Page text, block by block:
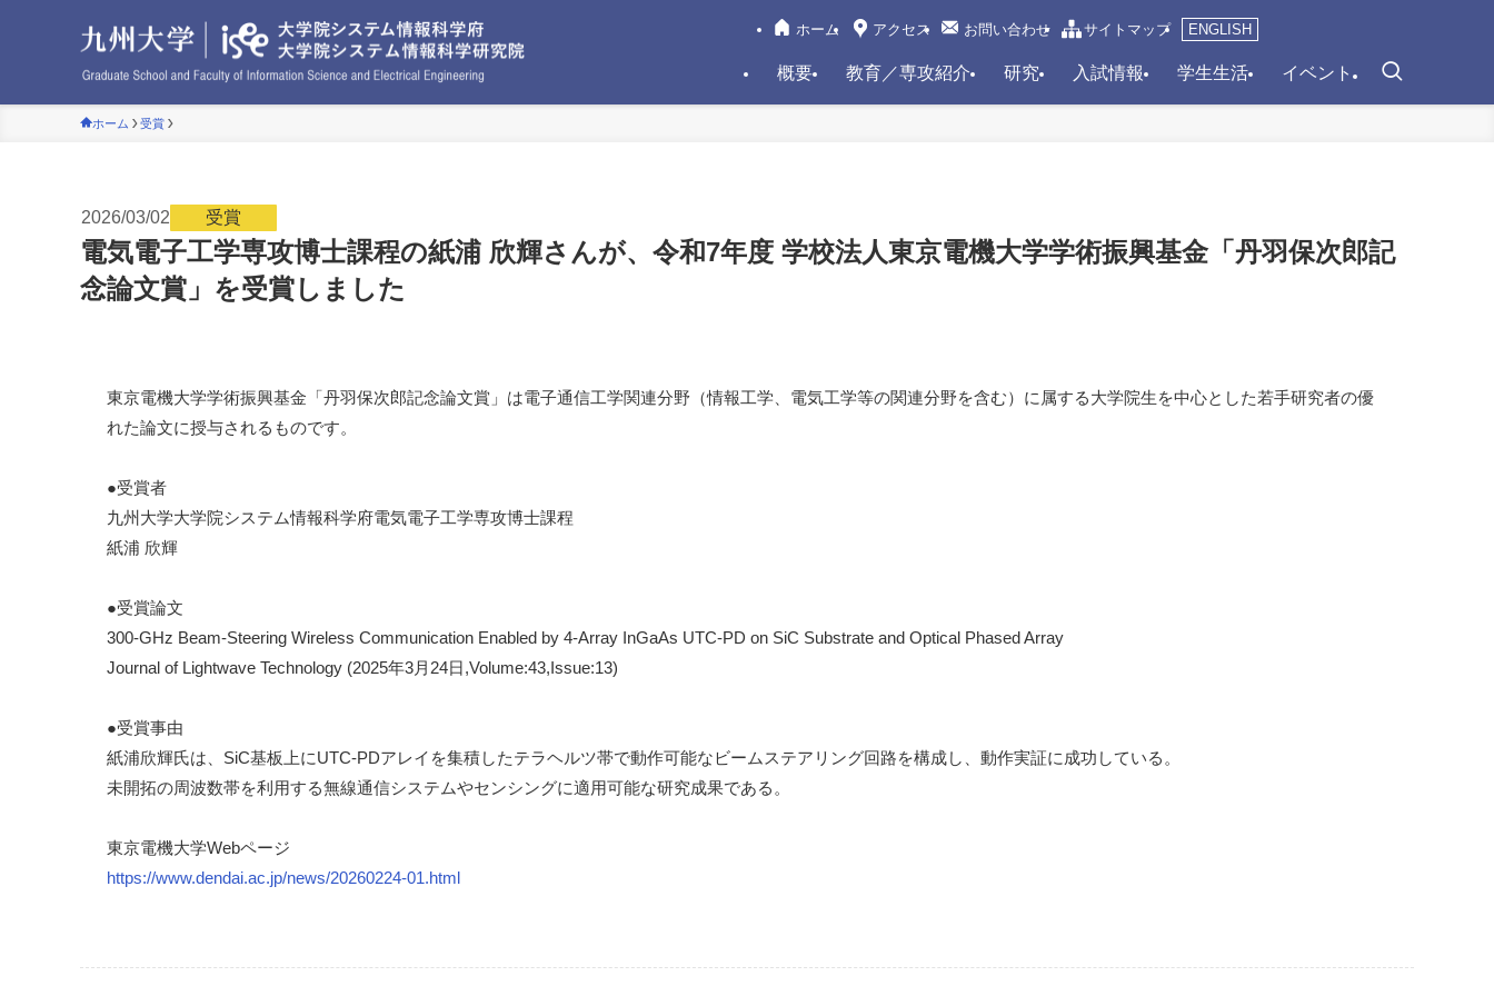
ホーム アクセス お問い合わせ サイトマップ ENGLISH
概要 教育／専攻紹介 研究 入試情報 学生生活 イベント
ホーム 受賞
2026/03/02 受賞
電気電子工学専攻博士課程の紙浦 欣輝さんが、令和7年度 学校法人東京電機大学学術振興基金「丹羽保次郎記
念論文賞」を受賞しました
東京電機大学学術振興基金「丹羽保次郎記念論文賞」は電子通信工学関連分野（情報工学、電気工学等の関連分野を含む）に属する大学院生を中心とした若手研究者の優
れた論文に授与されるものです。
●受賞者
九州大学大学院システム情報科学府電気電子工学専攻博士課程
紙浦 欣輝
●受賞論文
300-GHz Beam-Steering Wireless Communication Enabled by 4-Array InGaAs UTC-PD on SiC Substrate and Optical Phased Array
Journal of Lightwave Technology (2025年3月24日,Volume:43,Issue:13)
●受賞事由
紙浦欣輝氏は、SiC基板上にUTC-PDアレイを集積したテラヘルツ帯で動作可能なビームステアリング回路を構成し、動作実証に成功している。
未開拓の周波数帯を利用する無線通信システムやセンシングに適用可能な研究成果である。
東京電機大学Webページ
https://www.dendai.ac.jp/news/20260224-01.html